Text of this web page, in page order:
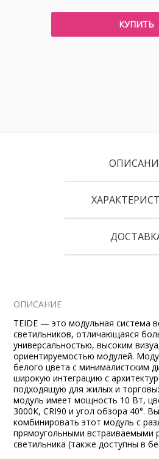
КУПИТЬ
ОПИСАНИЕ
TEIDE — это модульная система
светильников, отличающаяся
универсальностью, высоким
ориентируемостью модулей.
белого цвета с минималистским
широкую интеграцию с
подходящую для жилых и
модуль имеет мощность 10 Вт,
3000К, CRI90 и угол обзора 40°.
комбинировать этот модуль с
прямоугольными встраиваемыми
светильника (также доступны в